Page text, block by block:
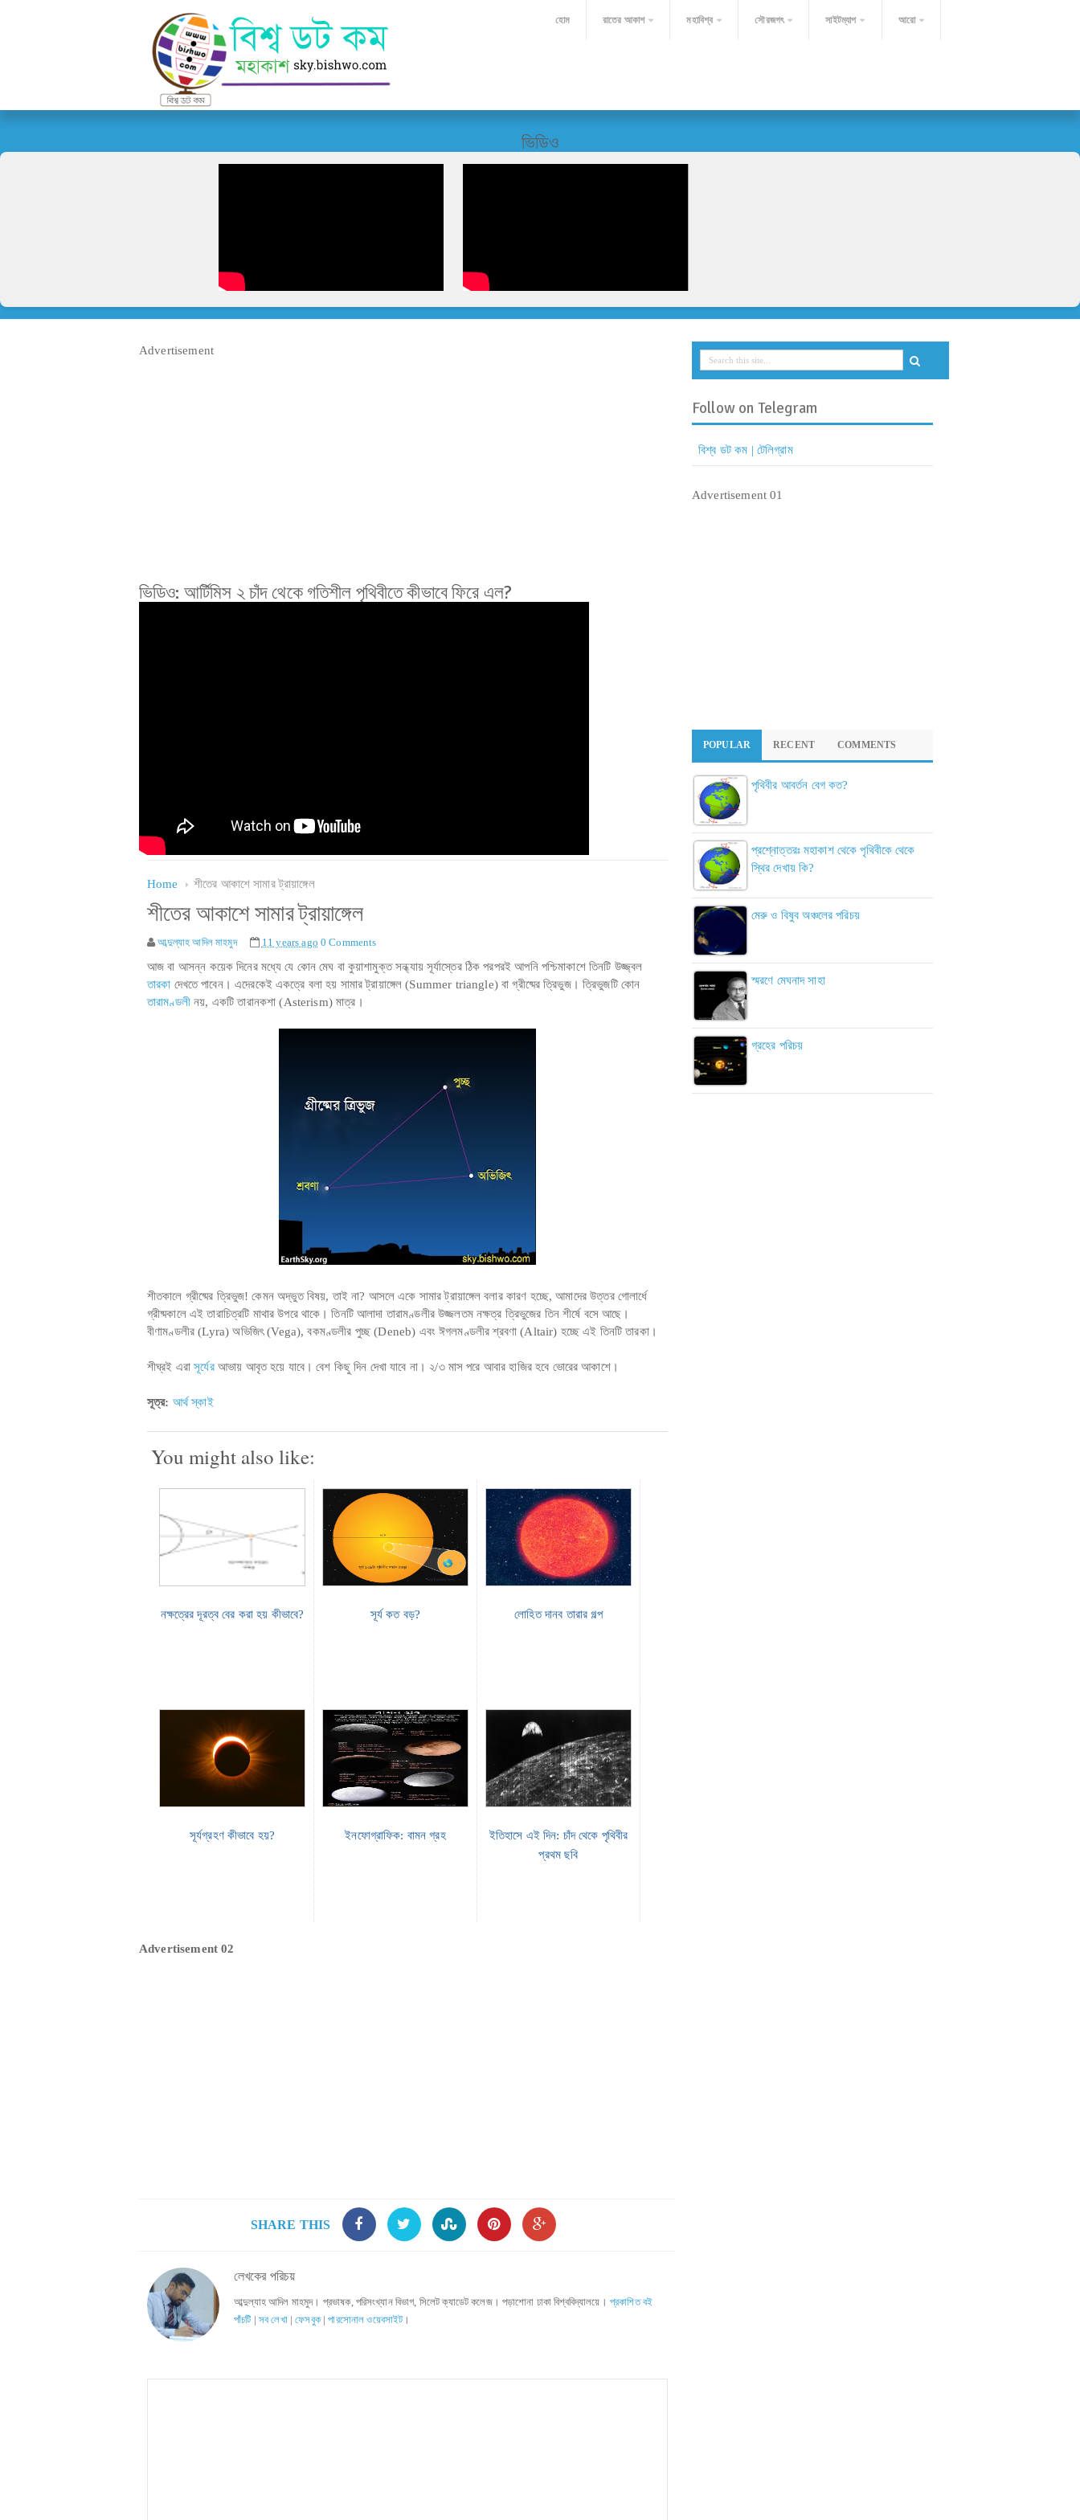
হোম রাতের আকাশ মহাবিশ্ব সৌরজগৎ সাইটম্যাপ আরো
ভিডিও
Advertisement
ভিডিও: আর্টিমিস ২ চাঁদ থেকে গতিশীল পৃথিবীতে কীভাবে ফিরে এল?
Home শীতের আকাশে সামার ট্রায়াঙ্গেল
শীতের আকাশে সামার ট্রায়াঙ্গেল
আব্দুল্যাহ আদিল মাহমুদ 11 years ago 0 Comments
আজ বা আসন্ন কয়েক দিনের মধ্যে যে কোন মেঘ বা কুয়াশামুক্ত সন্ধ্যায় সূর্যাস্তের ঠিক পরপরই আপনি পশ্চিমাকাশে তিনটি উজ্জ্বল
তারকা দেখতে পাবেন। এদেরকেই একত্রে বলা হয় সামার ট্রায়াঙ্গেল (Summer triangle) বা গ্রীষ্মের ত্রিভুজ। ত্রিভুজটি কোন
তারামণ্ডলীনয়, একটি তারানকশা (Asterism) মাত্র।
শীতকালে গ্রীষ্মের ত্রিভুজ! কেমন অদ্ভুত বিষয়, তাই না? আসলে একে সামার ট্রায়াঙ্গেল বলার কারণ হচ্ছে, আমাদের উত্তর গোলার্ধে
গ্রীষ্মকালে এই তারাচিত্রটি মাথার উপরে থাকে। তিনটি আলাদা তারামণ্ডলীর উজ্জলতম নক্ষত্র ত্রিভুজের তিন শীর্ষে বসে আছে।
বীণামণ্ডলীর (Lyra) অভিজিৎ (Vega), বকমণ্ডলীর পুচ্ছ (Deneb) এবং ঈগলমণ্ডলীর শ্রবণা (Altair) হচ্ছে এই তিনটি তারকা।
শীঘ্রই এরাসূর্যেরআভায় আবৃত হয়ে যাবে। বেশ কিছু দিন দেখা যাবে না। ২/৩ মাস পরে আবার হাজির হবে ভোরের আকাশে।
সূত্র: আর্থ স্কাই
You might also like:
নক্ষত্রের দূরত্ব বের করা হয় কীভাবে? সূর্য কত বড়? লোহিত দানব তারার গল্প
সূর্যগ্রহণ কীভাবে হয়? ইনফোগ্রাফিক: বামন গ্রহ
ইতিহাসে এই দিন: চাঁদ থেকে পৃথিবীর
প্রথম ছবি
Advertisement 02
SHARE THIS
লেখকের পরিচয়
আব্দুল্যাহ আদিল মাহমুদ। প্রভাষক, পরিসংখ্যান বিভাগ, সিলেট ক্যাডেট কলেজ। পড়াশোনা ঢাকা বিশ্ববিদ্যালয়ে। প্রকাশিত বই
পাঁচটি | সব লেখা|ফেসবুক|পারসোনাল ওয়েবসাইট ।
Follow on Telegram
বিশ্ব ডট কম | টেলিগ্রাম
Advertisement 01
POPULAR RECENT COMMENTS
পৃথিবীর আবর্তন বেগ কত?
প্রশ্নোত্তরঃ মহাকাশ থেকে পৃথিবীকে থেকে
স্থির দেখায় কি?
মেরু ও বিষুব অঞ্চলের পরিচয়
স্মরণে মেঘনাদ সাহা
গ্রহের পরিচয়